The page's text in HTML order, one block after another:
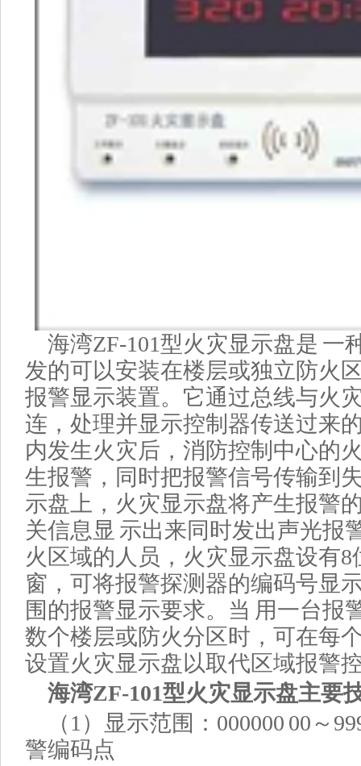
海湾ZF-101型火灾显示盘是 一
发的可以安装在楼层或独立防火
报警显示装置。它通过总线与火
连，处理并显示控制器传送过来
内发生火灾后，消防控制中心的
生报警，同时把报警信号传输到
示盘上，火灾显示盘将产生报警
关信息显 示出来同时发出声光报
火区域的人员，火灾显示盘设有
窗，可将报警探测器的编码号显
围的报警显示要求。当 用一台报
数个楼层或防火分区时，可在每
设置火灾显示盘以取代区域报警
海湾ZF-101型火灾显示盘主要
（1）显示范围：000000 00～
警编码点